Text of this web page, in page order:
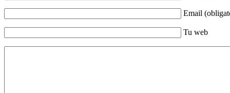
Email
Tu web